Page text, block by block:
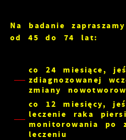
Na badanie
od 45 do 74 lat:
co 24 miesiące,
zdiagnozowanej
zmiany
co 12 miesięcy,
leczenie raka
monitorowania po
leczeniu